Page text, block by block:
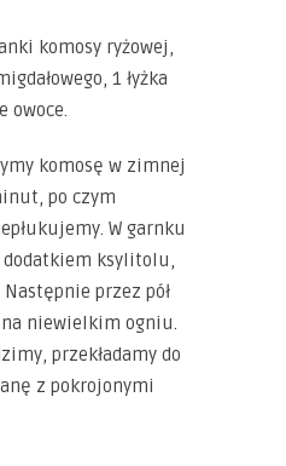
komosy ryżowej,
1 łyżka
owoce.
komosę w zimnej
po czym
W garnku
ksylitolu,
przez pół
niewielkim ogniu.
przekładamy do
z pokrojonymi